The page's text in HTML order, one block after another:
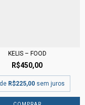
KELIS – FOOD
R$450,00
R$225,00 sem juros